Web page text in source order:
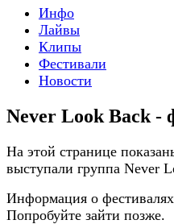
Инфо
Лайвы
Клипы
Фестивали
Новости
Never Look Back -
На этой странице
выступали группа Never
Информация о
Попробуйте зайти позже.